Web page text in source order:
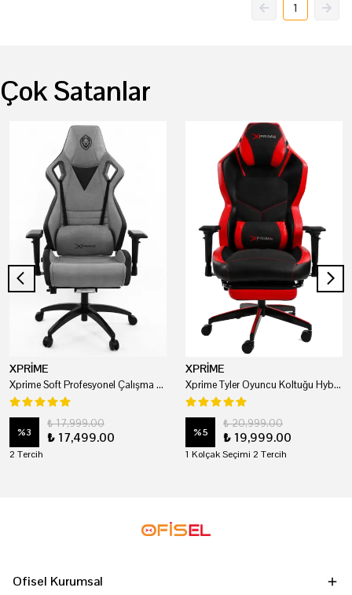
1
Çok Satanlar
XPRİME
Xprime Soft Profesyonel Çalışma Ve Oyuncu Koltuğu
%3
₺ 17,999.00
₺ 17,499.00
2 Tercih
XPRİME
Xprime Tyler Oyuncu Koltuğu Hybrid Kumaş Kırmızı
%5
₺ 20,999.00
₺ 19,999.00
1 Kolçak Seçimi 2 Tercih
Ofisel Kurumsal